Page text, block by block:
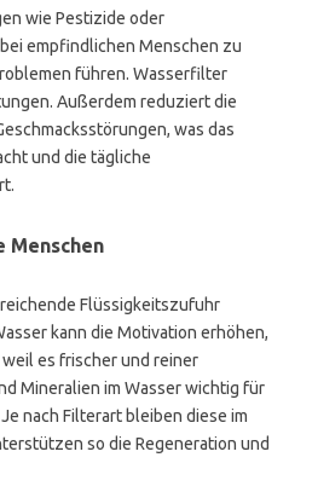
wie Pestizide oder
empfindlichen Menschen zu
führen. Wasserfilter
Außerdem reduziert die
was das
und die tägliche
Menschen
Flüssigkeitszufuhr
kann die Motivation erhöhen,
es frischer und reiner
Mineralien im Wasser wichtig für
nach Filterart bleiben diese im
so die Regeneration und